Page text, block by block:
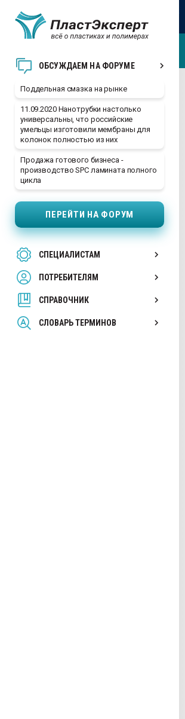
ОБСУЖДАЕМ НА ФОРУМЕ
Поддельная смазка на рынке
11.09.2020 Нанотрубки настолько
универсальны, что российские
умельцы изготовили мембраны для
колонок полностью из них
Продажа готового бизнеса -
производство SPC ламината полного
цикла
ПЕРЕЙТИ НА ФОРУМ
СПЕЦИАЛИСТАМ
ПОТРЕБИТЕЛЯМ
СПРАВОЧНИК
СЛОВАРЬ ТЕРМИНОВ